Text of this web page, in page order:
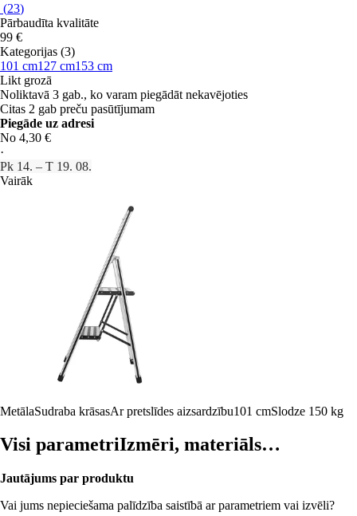
(23)
Pārbaudīta kvalitāte
99 €
Kategorijas (3)
101 cm127 cm153 cm
Likt grozā
Noliktavā 3 gab., ko varam piegādāt nekavējoties
Citas 2 gab preču pasūtījumam
Piegāde uz adresi
No 4,30 €
·
Pk 14. – T 19. 08.
Vairāk
MetālaSudraba krāsasAr pretslīdes aizsardzību101 cmSlodze 150 kg
Visi parametriIzmēri, materiāls…
Jautājums par produktu
Vai jums nepieciešama palīdzība saistībā ar parametriem vai izvēli?